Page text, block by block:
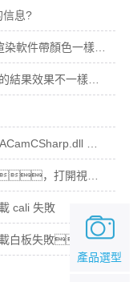
信息?
cali 失敗
白板失敗。
產品選型